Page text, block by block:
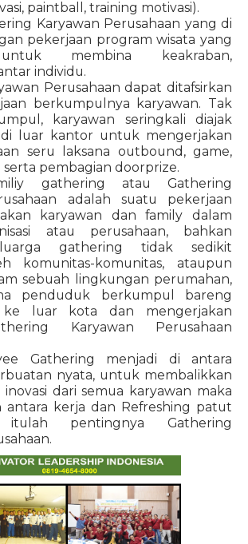
paintball, training motivasi).
Karyawan Perusahaan yang di
pekerjaan program wisata yang
membina keakraban,
individu.
Perusahaan dapat ditafsirkan
berkumpulnya karyawan. Tak
karyawan seringkali diajak
di luar kantor untuk mengerjakan
seru laksana outbound, game,
pembagian doorprize.
gathering atau Gathering
adalah suatu pekerjaan
karyawan dan family dalam
atau perusahaan, bahkan
gathering tidak sedikit
komunitas-komunitas, ataupun
sebuah lingkungan perumahan,
penduduk berkumpul bareng
luar kota dan mengerjakan
Karyawan Perusahaan
Gathering menjadi di antara
nyata, untuk membalikkan
dari semua karyawan maka
antara kerja dan Refreshing patut
itulah pentingnya Gathering